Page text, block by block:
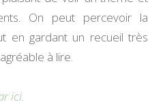
On peut percevoir la
en gardant un recueil très
à lire.
ici.